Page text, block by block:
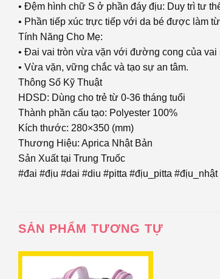
• Đệm hình chữ S ở phần đáy địu: Duy trì tư
• Phần tiếp xúc trực tiếp với da bé được làm
Tính Năng Cho Mẹ:
• Đai vai tròn vừa vặn với đường cong của vai
• Vừa vặn, vững chắc và tạo sự an tâm.
Thông Số Kỹ Thuật
HDSD: Dùng cho trẻ từ 0-36 tháng tuổi
Thành phần cấu tạo: Polyester 100%
Kích thước: 280×350 (mm)
Thương Hiệu: Aprica Nhật Bản
Sản Xuất tại Trung Truốc
#đai #địu #dai #diu #pitta #địu_pitta #địu_nhật
SẢN PHẨM TƯƠNG TỰ